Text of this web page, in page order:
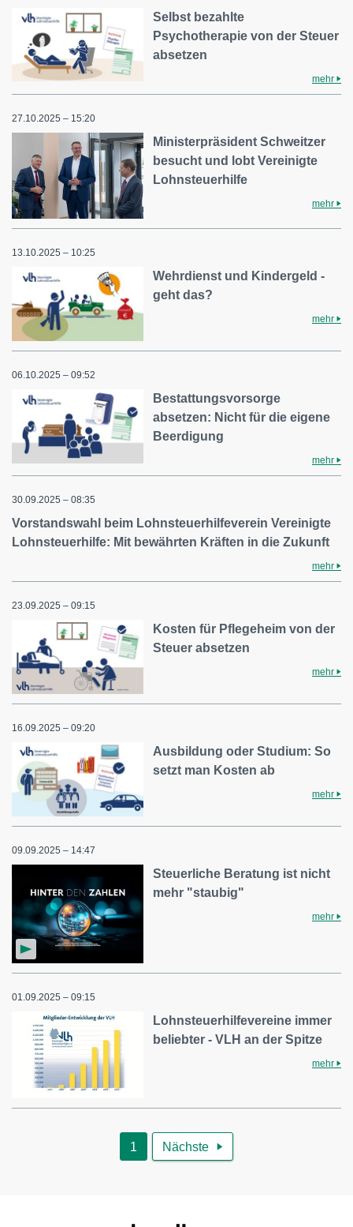
Selbst bezahlte
Psychotherapie von der Steuer
absetzen
mehr
27.10.2025 – 15:20
Ministerpräsident Schweitzer
besucht und lobt Vereinigte
Lohnsteuerhilfe
mehr
13.10.2025 – 10:25
Wehrdienst und Kindergeld -
geht das?
mehr
06.10.2025 – 09:52
Bestattungsvorsorge
absetzen: Nicht für die eigene
Beerdigung
mehr
30.09.2025 – 08:35
Vorstandswahl beim Lohnsteuerhilfeverein Vereinigte
Lohnsteuerhilfe: Mit bewährten Kräften in die Zukunft
mehr
23.09.2025 – 09:15
Kosten für Pflegeheim von der
Steuer absetzen
mehr
16.09.2025 – 09:20
Ausbildung oder Studium: So
setzt man Kosten ab
mehr
09.09.2025 – 14:47
Steuerliche Beratung ist nicht
mehr "staubig"
mehr
01.09.2025 – 09:15
Lohnsteuerhilfevereine immer
beliebter - VLH an der Spitze
mehr
1 Nächste 